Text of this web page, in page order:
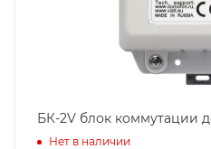
БК-2V блок коммутации
Нет в наличии